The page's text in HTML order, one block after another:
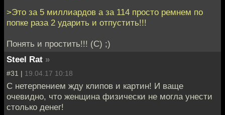
>Это за 5 миллиардов а за 114 просто ремнем по
попке раза 2 ударить и отпустить!!!
Понять и простить!!! (С) ;)
Steel Rat »
#31 | 19.04.17 10:18
С нетерпением жду клипов и картин! И ваще
очевидно, что женщина физически не могла унести
столько денег!